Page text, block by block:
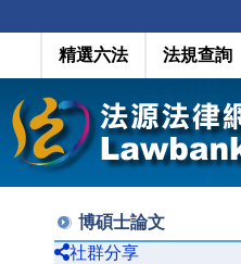
精選六法 法規查詢
博碩士論文
社群分享